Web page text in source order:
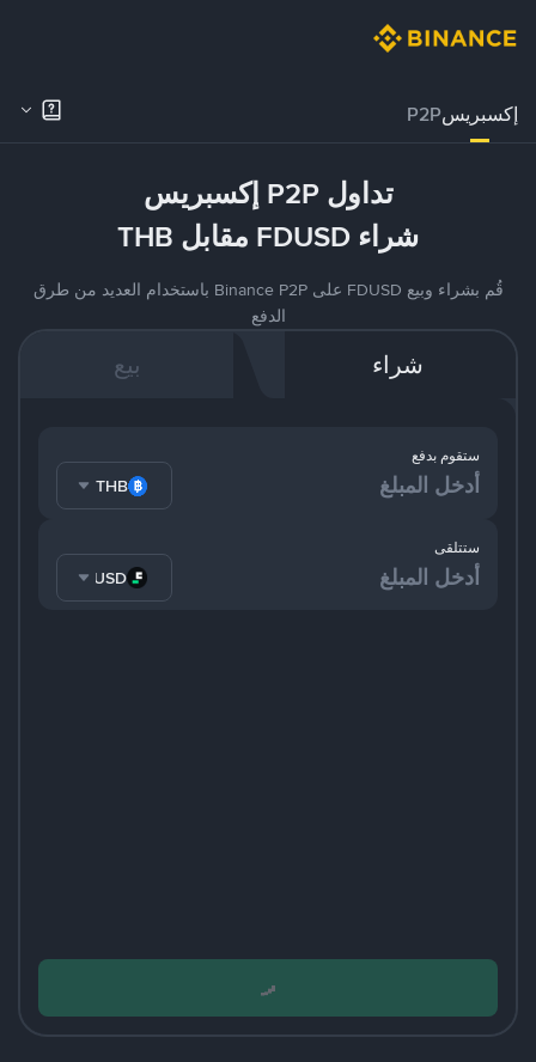
إكسبريسP2P
تداول P2P إكسبريس
شراء FDUSD مقابل THB
قُم بشراء وبيع FDUSD على Binance P2P باستخدام العديد من طرق
الدفع
شراء بيع
ستقوم بدفع
THB
ستتلقى
FDUSD